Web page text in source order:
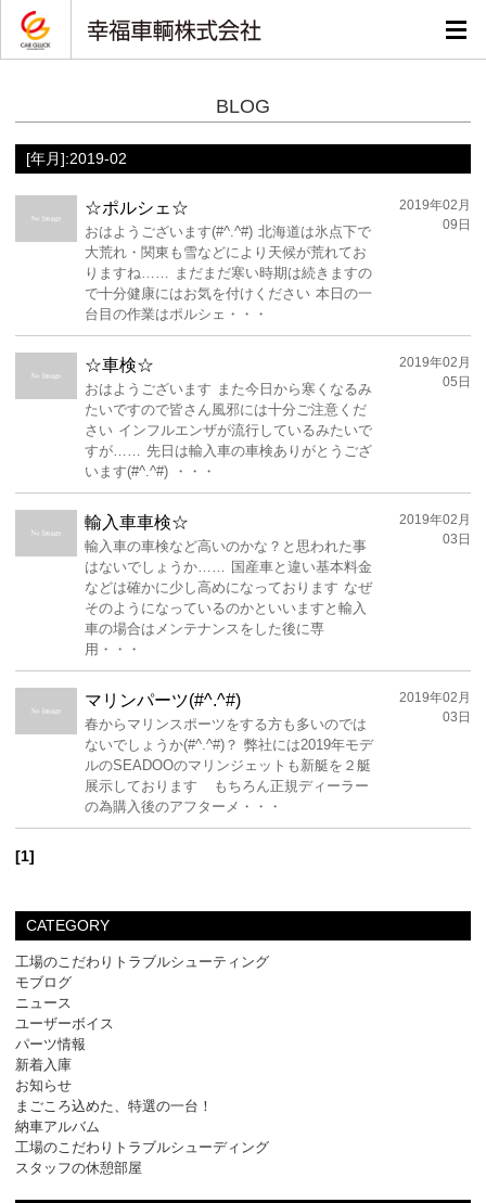
BLOG
[年月]:2019-02
☆ポルシェ☆
おはようございます(#^.^#) 北海道は氷点下で
大荒れ・関東も雪などにより天候が荒れてお
りますね…… まだまだ寒い時期は続きますの
で十分健康にはお気を付けください 本日の一
台目の作業はポルシェ・・・
2019年02月
09日
☆車検☆
おはようございます また今日から寒くなるみ
たいですので皆さん風邪には十分ご注意くだ
さい インフルエンザが流行しているみたいで
すが…… 先日は輸入車の車検ありがとうござ
います(#^.^#) ・・・
2019年02月
05日
輸入車車検☆
輸入車の車検など高いのかな？と思われた事
はないでしょうか…… 国産車と違い基本料金
などは確かに少し高めになっております なぜ
そのようになっているのかといいますと輸入
車の場合はメンテナンスをした後に専
用・・・
2019年02月
03日
マリンパーツ(#^.^#)
春からマリンスポーツをする方も多いのでは
ないでしょうか(#^.^#)？ 弊社には2019年モデ
ルのSEADOOのマリンジェットも新艇を２艇
展示しております もちろん正規ディーラー
の為購入後のアフターメ・・・
2019年02月
03日
[1]
CATEGORY
工場のこだわりトラブルシューティング
モブログ
ニュース
ユーザーボイス
パーツ情報
新着入庫
お知らせ
まごころ込めた、特選の一台！
納車アルバム
工場のこだわりトラブルシューディング
スタッフの休憩部屋